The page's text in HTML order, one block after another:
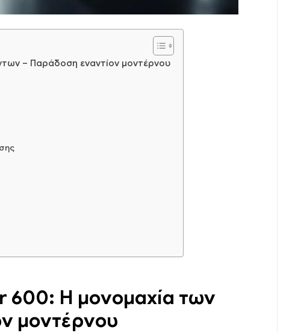
– Παράδοση εναντίον μοντέρνου
600: Η μονομαχία των
μοντέρνου